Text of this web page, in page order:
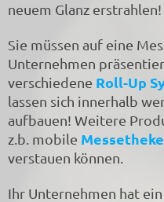
neuem Glanz erstrahlen!
Sie müssen auf eine
Unternehmen
verschiedene Roll-Up
lassen sich innerhalb
aufbauen! Weitere
z.b. mobile
verstauen können.
Ihr Unternehmen hat